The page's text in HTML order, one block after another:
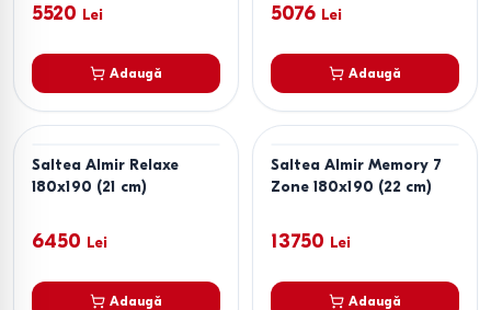
5520 Lei
Adaugă
5076 Lei
Adaugă
Saltea Almir Relaxe
180x190 (21 cm)
6450 Lei
Adaugă
Saltea Almir Memory 7
Zone 180x190 (22 cm)
13750 Lei
Adaugă